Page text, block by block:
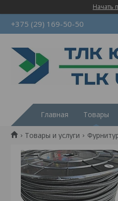
Начать
+375 (29) 169-50-50
Главная Товары
Товары и услуги